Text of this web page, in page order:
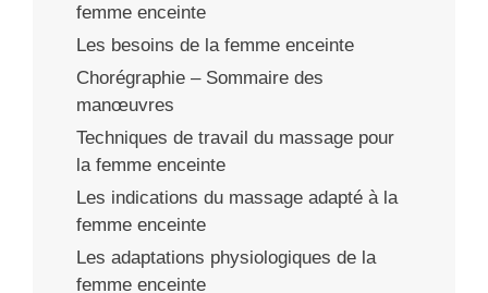
femme enceinte
Les besoins de la femme enceinte
Chorégraphie – Sommaire des
manœuvres
Techniques de travail du massage pour
la femme enceinte
Les indications du massage adapté à la
femme enceinte
Les adaptations physiologiques de la
femme enceinte